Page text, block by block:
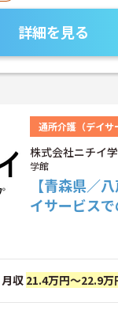
詳細を見る
通所介護（デイサ
株式会社ニチイ
学館
【青森県／
イサービス
月収 21.4万円～22.9万